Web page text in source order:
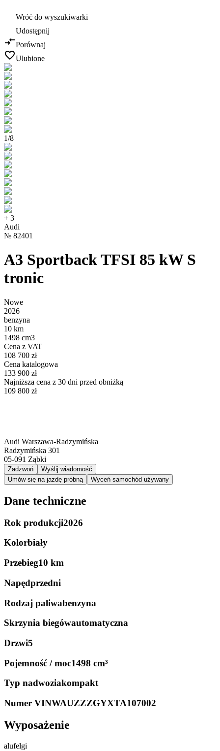
Wróć do wyszukiwarki
Udostępnij
Porównaj
Ulubione
1/8
+ 3
Audi
№ 82401
A3 Sportback TFSI 85 kW S
tronic
Nowe
2026
benzyna
10 km
1498 cm3
Cena z VAT
108 700 zł
Cena katalogowa
133 900 zł
Najniższa cena z 30 dni przed obniżką
109 800 zł
Audi Warszawa-Radzymińska
Radzymińska 301
05-091 Ząbki
Zadzwoń
Wyślij wiadomość
Umów się na jazdę próbną
Wyceń samochód używany
Dane techniczne
Rok produkcji2026
Kolorbiały
Przebieg10 km
Napędprzedni
Rodzaj paliwabenzyna
Skrzynia biegówautomatyczna
Drzwi5
Pojemność / moc1498 cm³
Typ nadwoziakompakt
Numer VINWAUZZZGYXTA107002
Wyposażenie
alufelgi